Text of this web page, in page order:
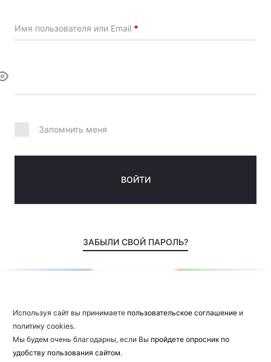
Имя пользователя или Email *
Запомнить меня
ВОЙТИ
ЗАБЫЛИ СВОЙ ПАРОЛЬ?
Используя сайт вы принимаете пользовательское соглашение и
политику cookies.
Мы будем очень благодарны, если Вы пройдете опросник по
удобству пользования сайтом.